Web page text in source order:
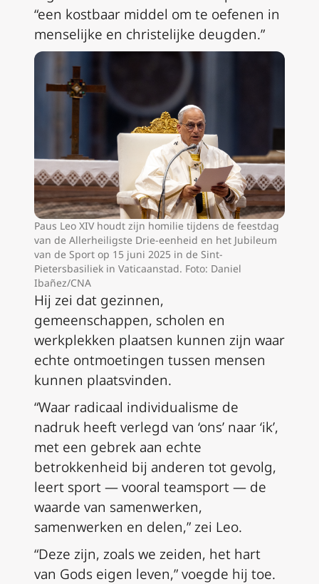
“een kostbaar middel om te oefenen in
menselijke en christelijke deugden.”
Paus Leo XIV houdt zijn homilie tijdens de feestdag
van de Allerheiligste Drie-eenheid en het Jubileum
van de Sport op 15 juni 2025 in de Sint-
Pietersbasiliek in Vaticaanstad. Foto: Daniel
Ibañez/CNA
Hij zei dat gezinnen,
gemeenschappen, scholen en
werkplekken plaatsen kunnen zijn waar
echte ontmoetingen tussen mensen
kunnen plaatsvinden.
“Waar radicaal individualisme de
nadruk heeft verlegd van ‘ons’ naar ‘ik’,
met een gebrek aan echte
betrokkenheid bij anderen tot gevolg,
leert sport — vooral teamsport — de
waarde van samenwerken,
samenwerken en delen,” zei Leo.
“Deze zijn, zoals we zeiden, het hart
van Gods eigen leven,” voegde hij toe.